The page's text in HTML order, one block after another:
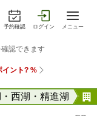
予約確認 ログイン メニュー
西湖・精進湖